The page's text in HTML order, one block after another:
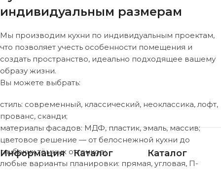
индивидуальным размерам
Мы производим кухни по индивидуальным проектам,
что позволяет учесть особенности помещения и
создать пространство, идеально подходящее вашему
образу жизни.
Вы можете выбрать:
стиль: современный, классический, неоклассика, лофт,
прованс, сканди;
материалы фасадов: МДФ, пластик, эмаль, массив;
цветовое решение — от белоснежной кухни до
глубоких тёмных оттенков;
любые варианты планировки: прямая, угловая, П-
Информация Каталог Каталог